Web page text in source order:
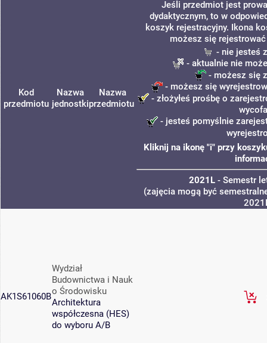
Kod
przedmiotu
Nazwa
jednostki
Nazwa
przedmiotu
Jeśli przedmiot jest
dydaktycznym, to w
koszyk rejestracyjny. Ikona
możesz się
- nie jesteś
- aktualnie nie
- możesz się
- możesz się
- złożyłeś prośbę o
- jesteś pomyślnie
Kliknij na ikonę "i" przy
2021L - Semestr
(zajęcia mogą być
AK1S61060B
Wydział
Budownictwa i Nauk
o Środowisku
Architektura
współczesna (HES)
do wyboru A/B